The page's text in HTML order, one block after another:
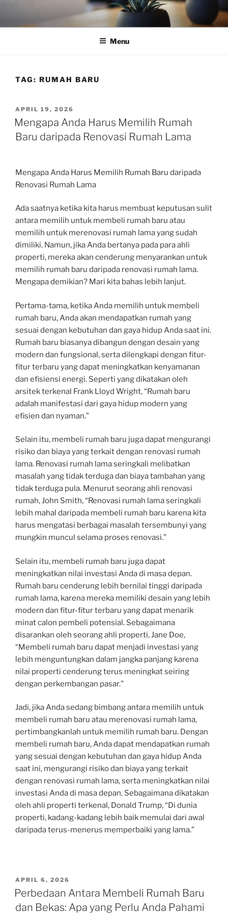
content
Menu
TAG: RUMAH BARU
POSTED
ON
APRIL 19, 2026
Mengapa Anda Harus Memilih Rumah
Baru daripada Renovasi Rumah Lama
Mengapa Anda Harus Memilih Rumah Baru daripada
Renovasi Rumah Lama
Ada saatnya ketika kita harus membuat keputusan sulit
antara memilih untuk membeli rumah baru atau
memilih untuk merenovasi rumah lama yang sudah
dimiliki. Namun, jika Anda bertanya pada para ahli
properti, mereka akan cenderung menyarankan untuk
memilih rumah baru daripada renovasi rumah lama.
Mengapa demikian? Mari kita bahas lebih lanjut.
Pertama-tama, ketika Anda memilih untuk membeli
rumah baru, Anda akan mendapatkan rumah yang
sesuai dengan kebutuhan dan gaya hidup Anda saat ini.
Rumah baru biasanya dibangun dengan desain yang
modern dan fungsional, serta dilengkapi dengan fitur-
fitur terbaru yang dapat meningkatkan kenyamanan
dan efisiensi energi. Seperti yang dikatakan oleh
arsitek terkenal Frank Lloyd Wright, “Rumah baru
adalah manifestasi dari gaya hidup modern yang
efisien dan nyaman.”
Selain itu, membeli rumah baru juga dapat mengurangi
risiko dan biaya yang terkait dengan renovasi rumah
lama. Renovasi rumah lama seringkali melibatkan
masalah yang tidak terduga dan biaya tambahan yang
tidak terduga pula. Menurut seorang ahli renovasi
rumah, John Smith, “Renovasi rumah lama seringkali
lebih mahal daripada membeli rumah baru karena kita
harus mengatasi berbagai masalah tersembunyi yang
mungkin muncul selama proses renovasi.”
Selain itu, membeli rumah baru juga dapat
meningkatkan nilai investasi Anda di masa depan.
Rumah baru cenderung lebih bernilai tinggi daripada
rumah lama, karena mereka memiliki desain yang lebih
modern dan fitur-fitur terbaru yang dapat menarik
minat calon pembeli potensial. Sebagaimana
disarankan oleh seorang ahli properti, Jane Doe,
“Membeli rumah baru dapat menjadi investasi yang
lebih menguntungkan dalam jangka panjang karena
nilai properti cenderung terus meningkat seiring
dengan perkembangan pasar.”
Jadi, jika Anda sedang bimbang antara memilih untuk
membeli rumah baru atau merenovasi rumah lama,
pertimbangkanlah untuk memilih rumah baru. Dengan
membeli rumah baru, Anda dapat mendapatkan rumah
yang sesuai dengan kebutuhan dan gaya hidup Anda
saat ini, mengurangi risiko dan biaya yang terkait
dengan renovasi rumah lama, serta meningkatkan nilai
investasi Anda di masa depan. Sebagaimana dikatakan
oleh ahli properti terkenal, Donald Trump, “Di dunia
properti, kadang-kadang lebih baik memulai dari awal
daripada terus-menerus memperbaiki yang lama.”
POSTED
ON
APRIL 6, 2026
Perbedaan Antara Membeli Rumah Baru
dan Bekas: Apa yang Perlu Anda Pahami